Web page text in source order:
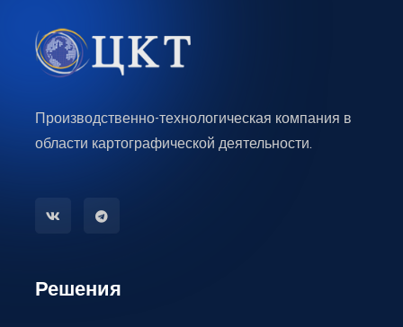
Производственно-технологическая компания в
области картографической деятельности.
Решения